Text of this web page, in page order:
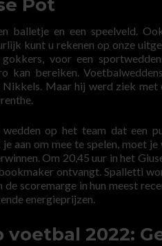
Pot
balletje en een speelveld.
kunt u rekenen op onze
voor een
kan bereiken.
Nikkels. Maar hij werd ziek
wedden op het team dat een
aan om mee te spelen, moet
Om 20,45 uur in het
ontvangt. Spalletti
scoremarge in hun meest
energieprijzen.
2022: